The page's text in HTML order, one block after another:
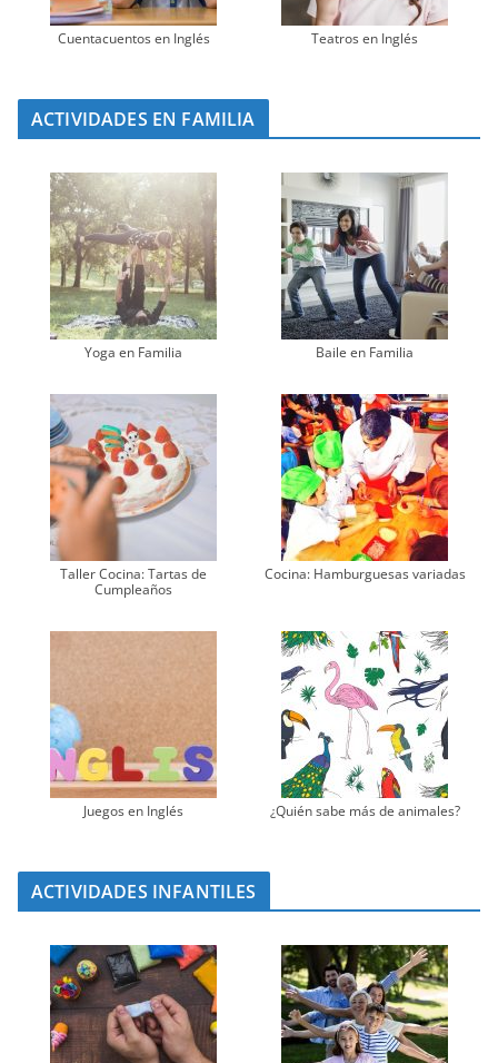
Cuentacuentos en Inglés Teatros en Inglés
ACTIVIDADES EN FAMILIA
Yoga en Familia Baile en Familia
Taller Cocina: Tartas de
Cumpleaños
Cocina: Hamburguesas variadas
Juegos en Inglés ¿Quién sabe más de animales?
ACTIVIDADES INFANTILES